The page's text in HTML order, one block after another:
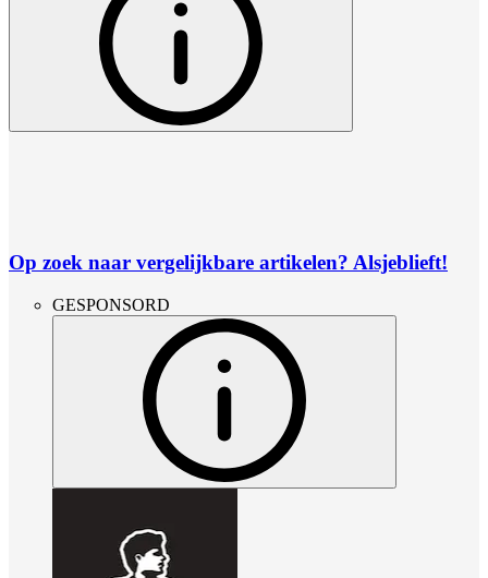
Op zoek naar vergelijkbare artikelen? Alsjeblieft!
GESPONSORD